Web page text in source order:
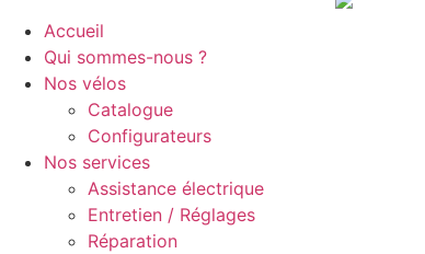
Accueil
Qui sommes-nous ?
Nos vélos
Catalogue
Configurateurs
Nos services
Assistance électrique
Entretien / Réglages
Réparation